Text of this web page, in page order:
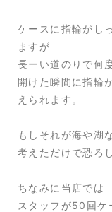
ケースに指輪がし
ますが
長ーい道のりで何
開けた瞬間に指輪
えられます。
もしそれが海や湖
考えただけで恐ろ
ちなみに当店では
スタッフが50回ケ